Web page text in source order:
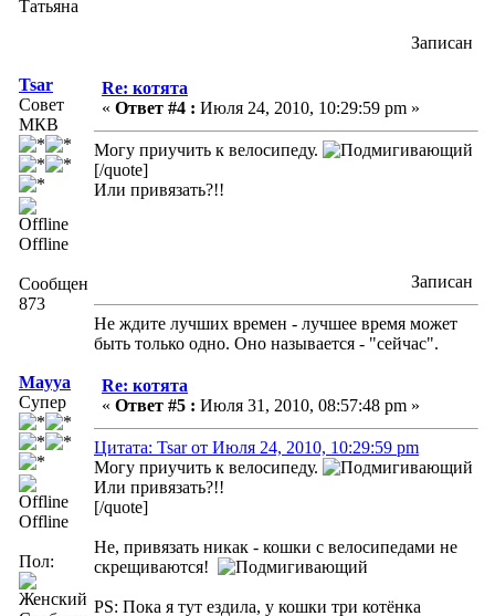
Татьяна
Записан
Tsar
Совет
МКВ
Offline
Сообщений:
873
Re: котята
« Ответ #4 : Июля 24, 2010, 10:29:59 pm »
Могу приучить к велосипеду.
[/quote]
Или привязать?!!
Записан
Не ждите лучших времен - лучшее время может
быть только одно. Оно называется - "сейчас".
Mayya
Супер
Offline
Пол:
Re: котята
« Ответ #5 : Июля 31, 2010, 08:57:48 pm »
Цитата: Tsar от Июля 24, 2010, 10:29:59 pm
Могу приучить к велосипеду.
Или привязать?!!
[/quote]
Не, привязать никак - кошки с велосипедами не
скрещиваются!
PS: Пока я тут ездила, у кошки три котёнка